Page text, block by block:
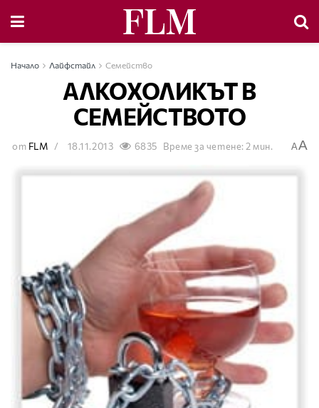
Начало Лайфстайл Семейство
АЛКОХОЛИКЪТ В
СЕМЕЙСТВОТО
от FLM 18.11.2013 6835 Време за четене: 2 мин. AA